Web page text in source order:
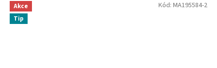
Akce
Tip
Kód: MA195584-2